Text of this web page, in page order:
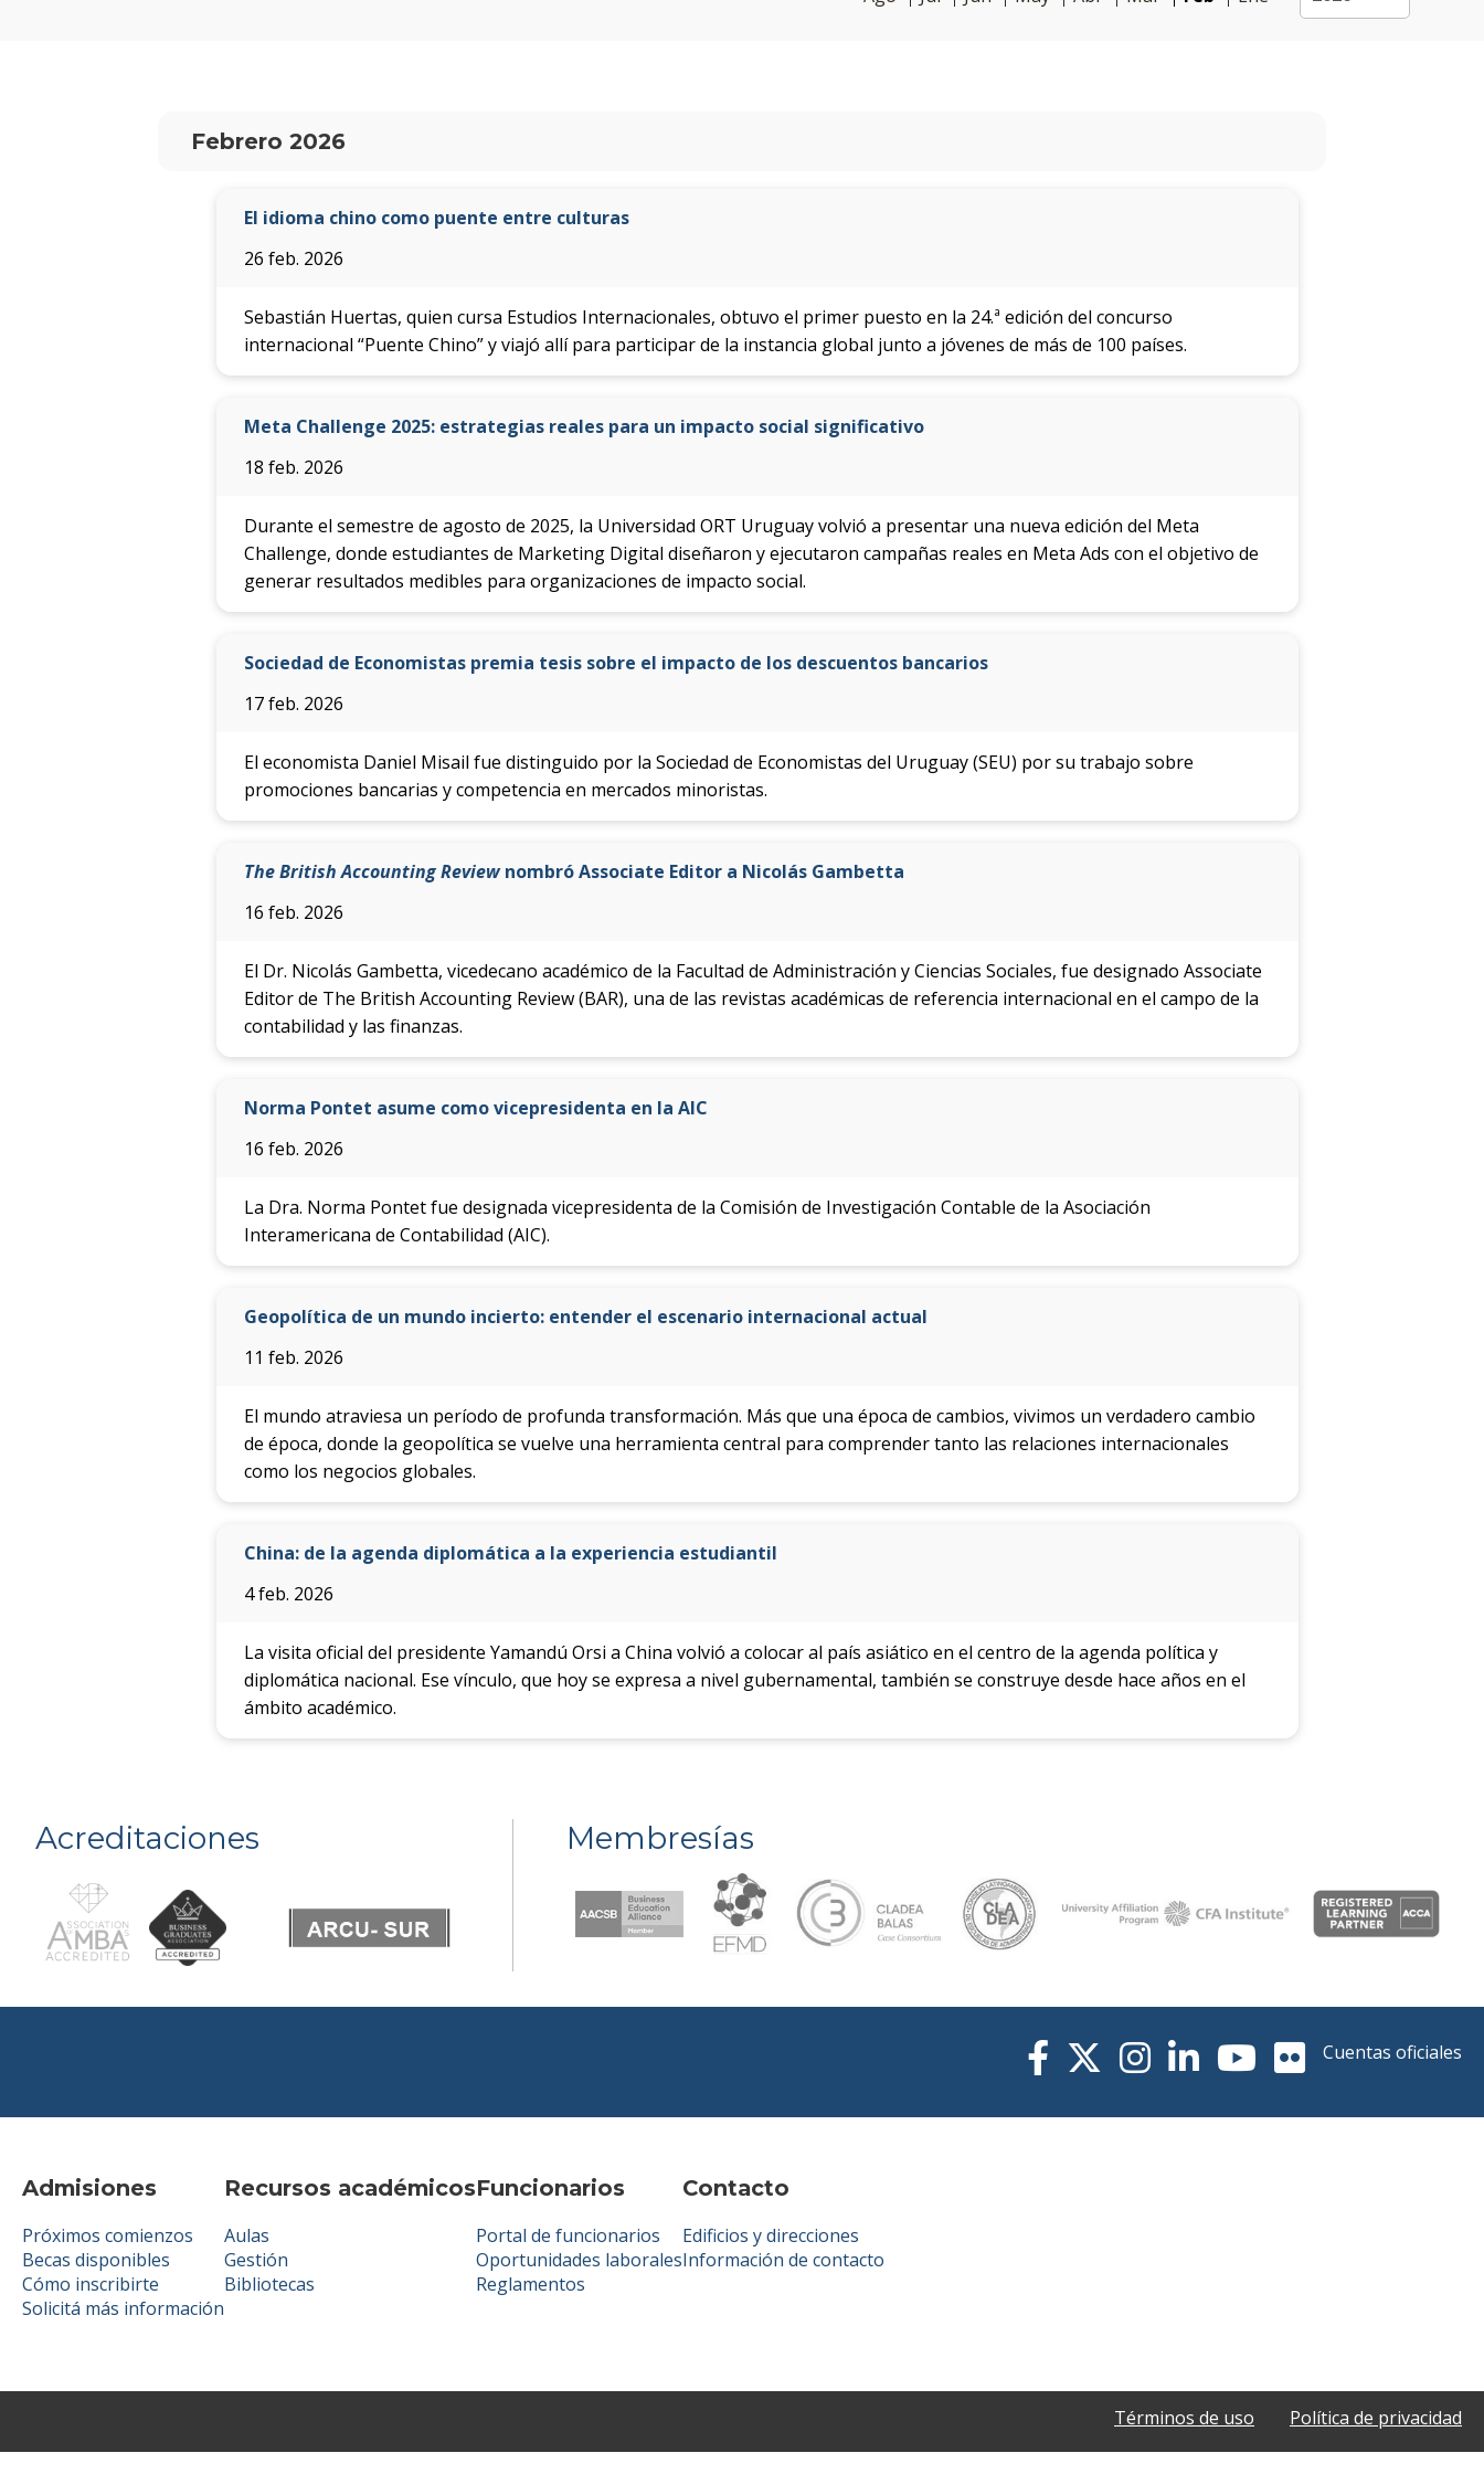
Febrero 2026
El idioma chino como puente entre culturas
26 feb. 2026
Sebastián Huertas, quien cursa Estudios Internacionales, obtuvo el primer puesto en la 24.ª edición del concurso
internacional “Puente Chino” y viajó allí para participar de la instancia global junto a jóvenes de más de 100 países.
Meta Challenge 2025: estrategias reales para un impacto social significativo
18 feb. 2026
Durante el semestre de agosto de 2025, la Universidad ORT Uruguay volvió a presentar una nueva edición del Meta
Challenge, donde estudiantes de Marketing Digital diseñaron y ejecutaron campañas reales en Meta Ads con el objetivo de
generar resultados medibles para organizaciones de impacto social.
Sociedad de Economistas premia tesis sobre el impacto de los descuentos bancarios
17 feb. 2026
El economista Daniel Misail fue distinguido por la Sociedad de Economistas del Uruguay (SEU) por su trabajo sobre
promociones bancarias y competencia en mercados minoristas.
The British Accounting Reviewnombró Associate Editor a Nicolás Gambetta
16 feb. 2026
El Dr. Nicolás Gambetta, vicedecano académico de la Facultad de Administración y Ciencias Sociales, fue designado Associate
Editor de The British Accounting Review (BAR), una de las revistas académicas de referencia internacional en el campo de la
contabilidad y las finanzas.
Norma Pontet asume como vicepresidenta en la AIC
16 feb. 2026
La Dra. Norma Pontet fue designada vicepresidenta de la Comisión de Investigación Contable de la Asociación
Interamericana de Contabilidad (AIC).
Geopolítica de un mundo incierto: entender el escenario internacional actual
11 feb. 2026
El mundo atraviesa un período de profunda transformación. Más que una época de cambios, vivimos un verdadero cambio
de época, donde la geopolítica se vuelve una herramienta central para comprender tanto las relaciones internacionales
como los negocios globales.
China: de la agenda diplomática a la experiencia estudiantil
4 feb. 2026
La visita oficial del presidente Yamandú Orsi a China volvió a colocar al país asiático en el centro de la agenda política y
diplomática nacional. Ese vínculo, que hoy se expresa a nivel gubernamental, también se construye desde hace años en el
ámbito académico.
Acreditaciones Membresías
Admisiones
Próximos comienzos
Becas disponibles
Cómo inscribirte
Solicitá más información
Recursos académicos
Aulas
Gestión
Bibliotecas
Funcionarios
Portal de funcionarios
Oportunidades laborales
Reglamentos
Contacto
Edificios y direcciones
Información de contacto
Cuentas oficiales
Términos de uso Política de privacidad